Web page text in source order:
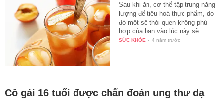
Sau khi ăn, cơ thể tập trung năng
lượng để tiêu hoá thực phẩm, do
đó một số thói quen không phù
hợp của bạn vào lúc này sẽ…
SỨC KHỎE - 4 năm trước
Cô gái 16 tuổi được chẩn đoán ung thư dạ